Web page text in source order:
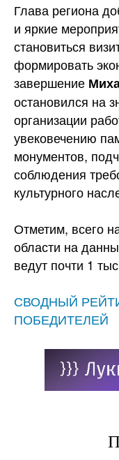
Глава региона
и яркие
становиться
формировать
завершение
остановился на
организации
увековечению
монументов,
соблюдения
культурного
Отметим, всего
области на
ведут почти 1
СВОДНЫЙ
ПОБЕДИТЕЛЕЙ